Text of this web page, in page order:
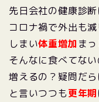
先日会社の健康診
コロナ禍で外出も
しまい体重増加 ま
そんなに食べてな
増えるの？疑問だら
と言いつつも更年期